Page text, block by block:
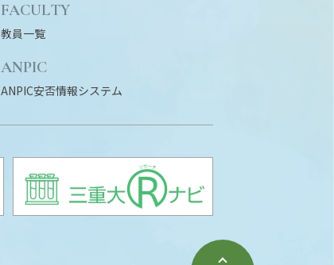
FACULTY
教員一覧
ANPIC
ANPIC安否情報システム